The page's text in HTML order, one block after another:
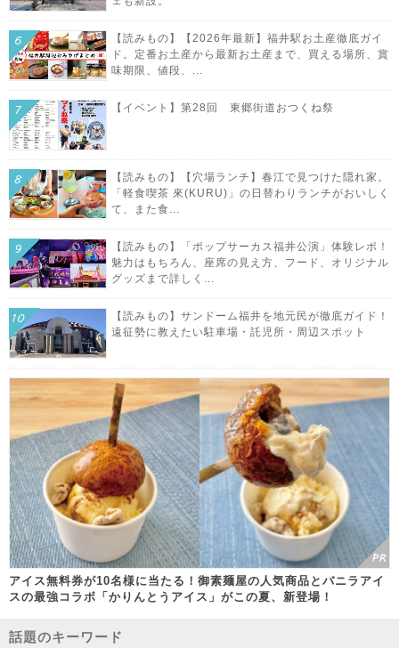
【読みもの】【2026年最新】福井駅お土産徹底ガイ
ド。定番お土産から最新お土産まで、買える場所、賞
味期限、値段、...
【イベント】第28回 東郷街道おつくね祭
【読みもの】【穴場ランチ】春江で見つけた隠れ家。
「軽食喫茶 來(KURU)」の日替わりランチがおいしく
て、また食...
【読みもの】「ポップサーカス福井公演」体験レポ！
魅力はもちろん、座席の見え方、フード、オリジナル
グッズまで詳しく...
【読みもの】サンドーム福井を地元民が徹底ガイド！
遠征勢に教えたい駐車場・託児所・周辺スポット
アイス無料券が10名様に当たる！御素麺屋の人気商品とバニラアイ
スの最強コラボ「かりんとうアイス」がこの夏、新登場！
話題のキーワード